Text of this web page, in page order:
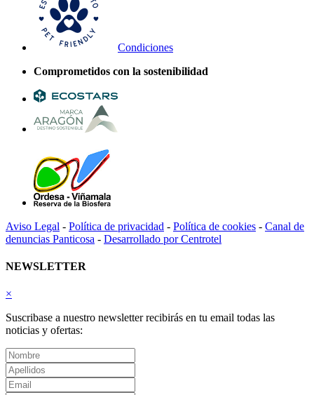
Condiciones
Comprometidos con la sostenibilidad
Aviso Legal - Política de privacidad - Política de cookies - Canal de
denuncias Panticosa - Desarrollado por Centrotel
NEWSLETTER
×
Suscribase a nuestro newsletter recibirás en tu email todas las
noticias y ofertas: